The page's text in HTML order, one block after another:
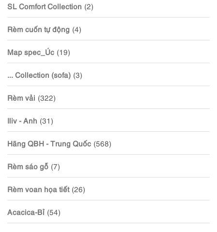
SL Comfort Collection (2)
Rèm cuốn tự động (4)
Map spec_Úc (19)
... Collection (sofa) (3)
Rèm vải (322)
Iliv - Anh (31)
Hãng QBH - Trung Quốc (568)
Rèm sáo gỗ (7)
Rèm voan họa tiết (26)
Acacica-Bỉ (54)